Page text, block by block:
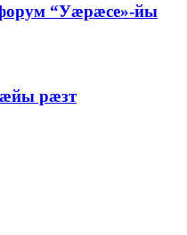
“Уæрæсе»-йы
рæзт